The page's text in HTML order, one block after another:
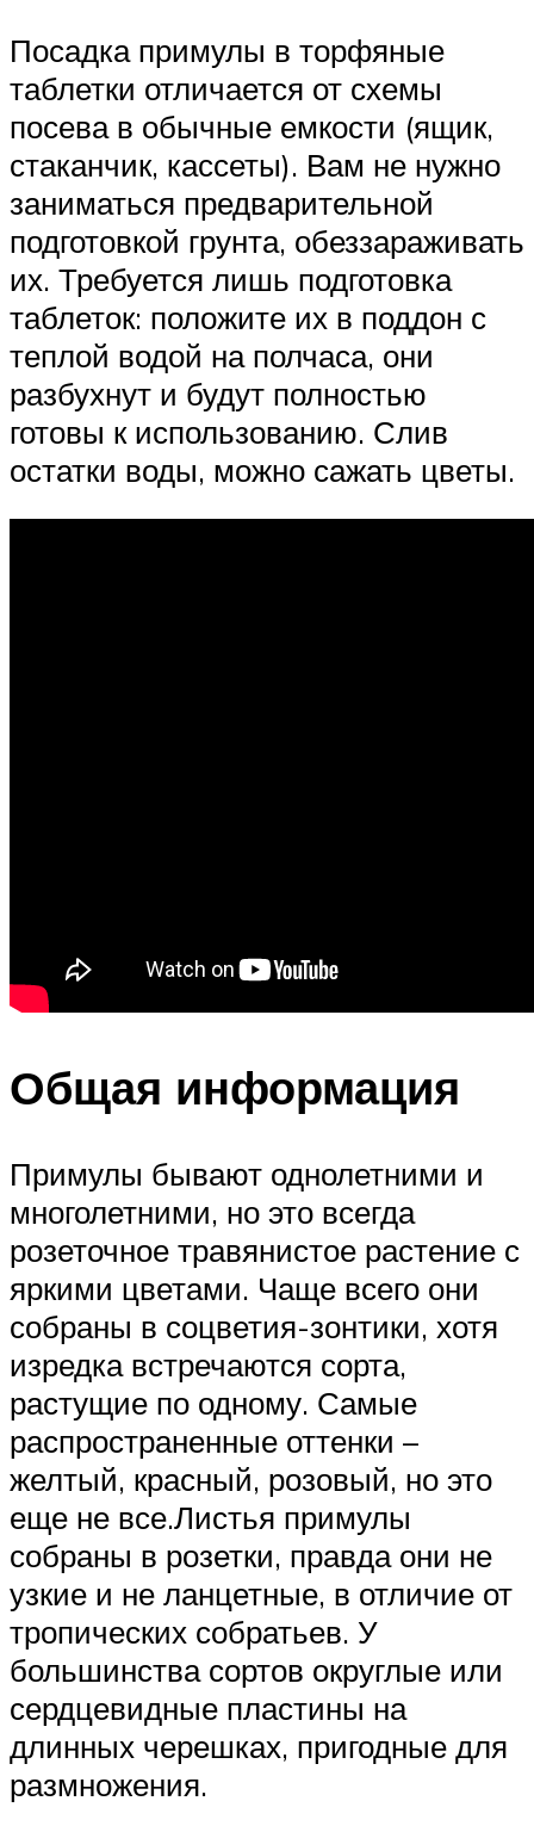
Посадка примулы в торфяные
таблетки отличается от схемы
посева в обычные емкости (ящик,
стаканчик, кассеты). Вам не нужно
заниматься предварительной
подготовкой грунта, обеззараживать
их. Требуется лишь подготовка
таблеток: положите их в поддон с
теплой водой на полчаса, они
разбухнут и будут полностью
готовы к использованию. Слив
остатки воды, можно сажать цветы.
Общая информация
Примулы бывают однолетними и
многолетними, но это всегда
розеточное травянистое растение с
яркими цветами. Чаще всего они
собраны в соцветия-зонтики, хотя
изредка встречаются сорта,
растущие по одному. Самые
распространенные оттенки –
желтый, красный, розовый, но это
еще не все.Листья примулы
собраны в розетки, правда они не
узкие и не ланцетные, в отличие от
тропических собратьев. У
большинства сортов округлые или
сердцевидные пластины на
длинных черешках, пригодные для
размножения.